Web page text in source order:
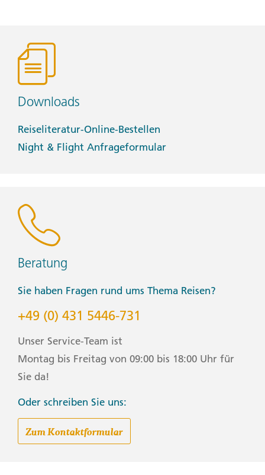
Downloads
Reiseliteratur-Online-Bestellen
Night & Flight Anfrageformular
Beratung
Sie haben Fragen rund ums Thema Reisen?
+49 (0) 431 5446-731
Unser Service-Team ist
Montag bis Freitag von 09:00 bis 18:00 Uhr für
Sie da!
Oder schreiben Sie uns:
Zum Kontaktformular